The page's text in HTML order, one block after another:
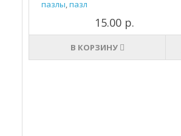
пазлы,пазл
15.00 р.
В КОРЗИНУ